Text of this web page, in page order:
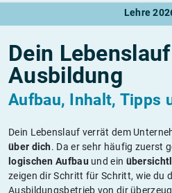
Lehre
Dein
Ausbildung
Aufbau, Inhalt, Tipps
Dein Lebenslauf verrät dem
über dich. Da er sehr häufig zuerst
logischen Aufbau und ein
zeigen dir Schritt für Schritt, wie du
Ausbildungsbetrieb von dir